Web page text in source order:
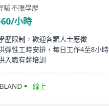
驗不限學歷
小時
歷限制，歡迎各類人士應徵
彈性工時安排，每日工作4至8小時
入職有薪培訓
線上